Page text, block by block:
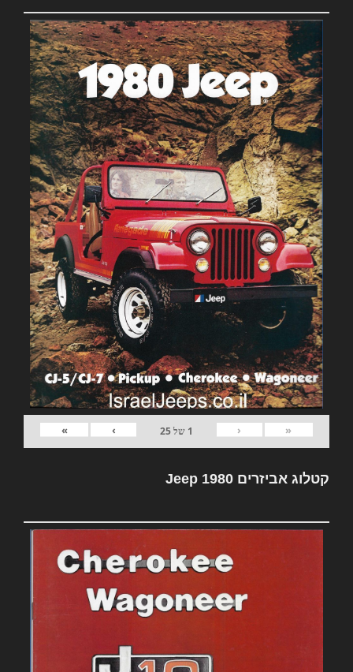
«
‹
1 של25
›
»
קטלוג אביזרים Jeep 1980